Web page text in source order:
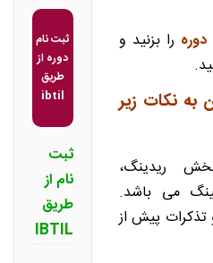
را بزنید و
به نکات زیر
ریدینگ،
می باشد.
پیش از
ثبت نام
دوره از
طریق
ibtil
ثبت
نام از
طریق
IBTIL